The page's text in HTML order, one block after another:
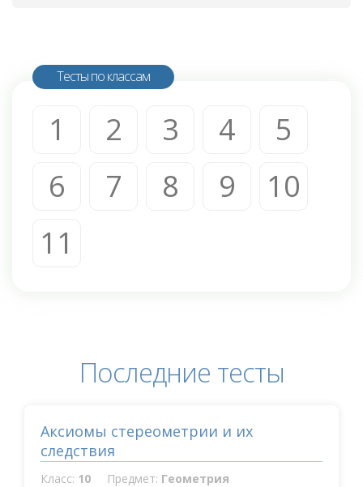
Тесты по классам
1 2 3 4
5
6
7 8 9
10
11
Последние тесты
Аксиомы стереометрии и их
следствия
Класс: 10 Предмет: Геометрия